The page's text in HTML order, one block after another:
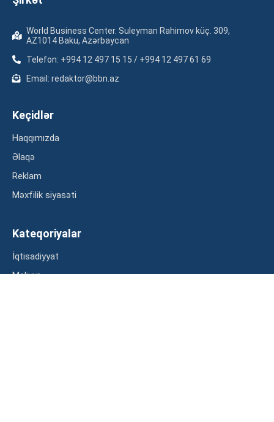
World Business Center. Suleyman Rahimov küç. 309,
AZ1014 Baku, Azərbaycan
Telefon: +994 12 497 15 15 / +994 12 497 61 69
Email: redaktor@bbn.az
Keçidlər
Haqqımızda
Əlaqə
Reklam
Məxfilik siyasəti
Kateqoriyalar
İqtisadiyyat
Maliyyə